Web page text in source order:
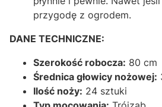
przygodę z ogrodem.
DANE TECHNICZNE:
Szerokość robocza: 80 cm
Średnica głowicy nożowej:
Ilość noży: 24 sztuki